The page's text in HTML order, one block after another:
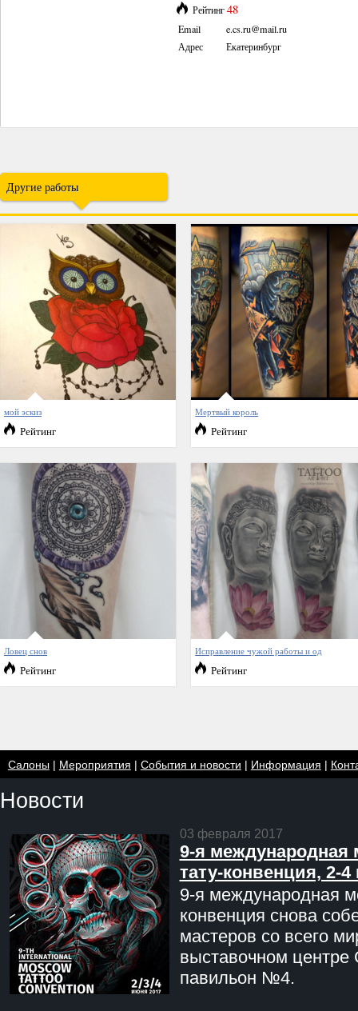
Рейтинг48
Email
e.cs.ru@mail.ru
Адрес
Екатеринбург
Другие работы
мой эскиз
Рейтинг
Мертвый король
Рейтинг
Ловец снов
Рейтинг
Исправление чужой работы и од
Рейтинг
Салоны| Мероприятия | События и новости | Информация |
Новости
03 февраля 2017
9-я международная
тату-конвенция, 2-
9-я международная
конвенция снова
мастеров со всего
выставочном центре
павильон №4.